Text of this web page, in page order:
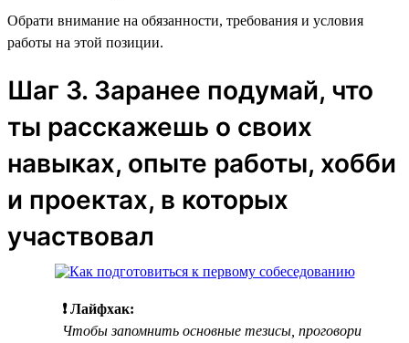
Обрати внимание на обязанности, требования и условия
работы на этой позиции.
Шаг 3. Заранее подумай, что
ты расскажешь о своих
навыках, опыте работы, хобби
и проектах, в которых
участвовал
❗ Лайфхак:
Чтобы запомнить основные тезисы, проговори